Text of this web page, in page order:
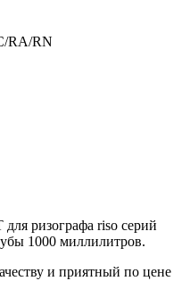
RA/RN
ризографа riso серий
1000 миллилитров.
и приятный по цене